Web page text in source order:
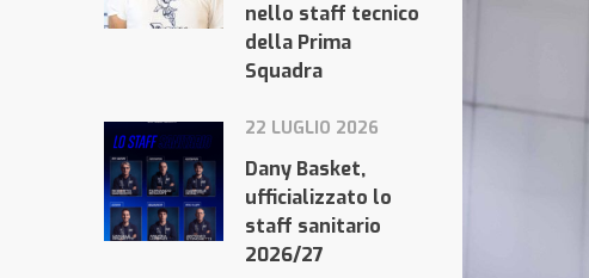
nello staff tecnico
della Prima
Squadra
22 LUGLIO 2026
Dany Basket,
ufficializzato lo
staff sanitario
2026/27